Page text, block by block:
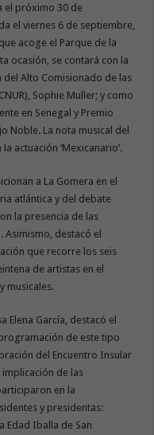
el próximo 30 de
el viernes 6 de septiembre,
acoge el Parque de la
ocasión, se contará con la
del Alto Comisionado de las
Sophie Muller; y como
en Senegal y Premio
Noble. La nota musical del
actuación ‘Mexicanario’.
a La Gomera en el
atlántica y del debate
la presencia de las
destacó el
que recorre los seis
de artistas en el
musicales.
Elena García, destacó el
de este tipo
del Encuentro Insular
de las
en la
y presidentas:
Edad Iballa de San